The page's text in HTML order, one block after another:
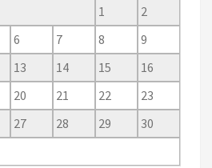
1
2
6 7 8
9
13 14 15
16
20 21 22
23
27 28 29
30